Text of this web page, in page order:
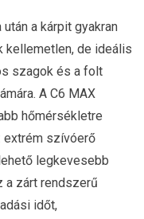
a kárpit gyakran
kellemetlen, de ideális
szagok és a folt
A C6 MAX
hőmérsékletre
extrém szívóerő
legkevesebb
a zárt rendszerű
időt,